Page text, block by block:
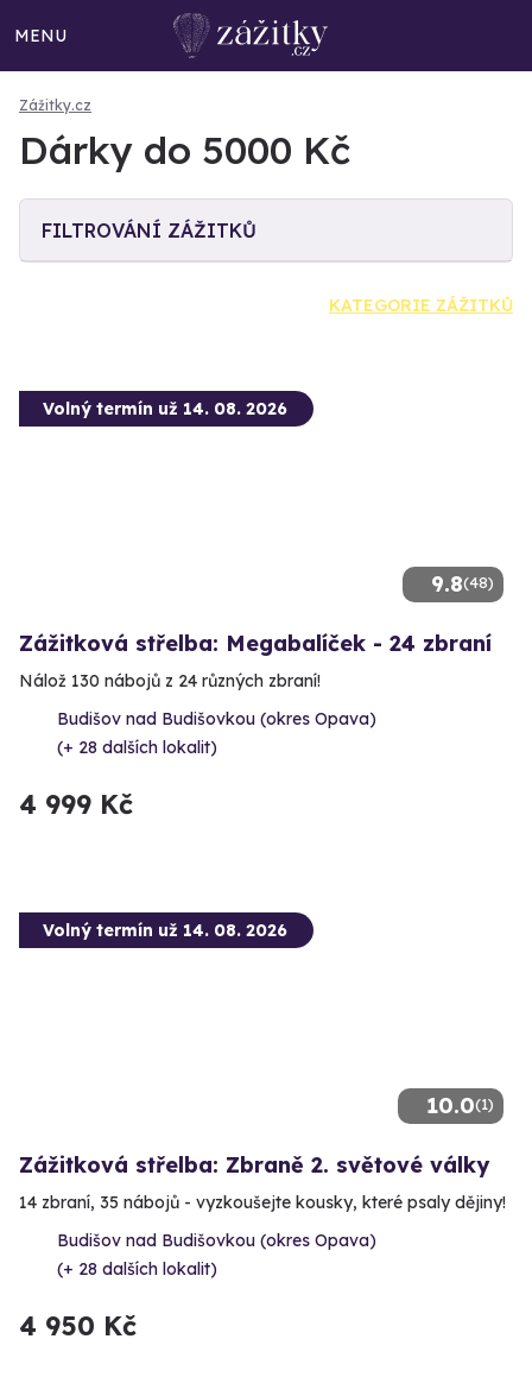
MENU
Zážitky.cz
Dárky do 5000 Kč
FILTROVÁNÍ ZÁŽITKŮ
KATEGORIE ZÁŽITKŮ
9.8(48)
Volný termín už 14. 08. 2026
Zážitková střelba: Megabalíček - 24 zbraní
Nálož 130 nábojů z 24 různých zbraní!
Budišov nad Budišovkou (okres Opava)
(+ 28 dalších lokalit)
4 999 Kč
10.0(1)
Volný termín už 14. 08. 2026
Zážitková střelba: Zbraně 2. světové války
14 zbraní, 35 nábojů - vyzkoušejte kousky, které psaly dějiny!
Budišov nad Budišovkou (okres Opava)
(+ 28 dalších lokalit)
4 950 Kč